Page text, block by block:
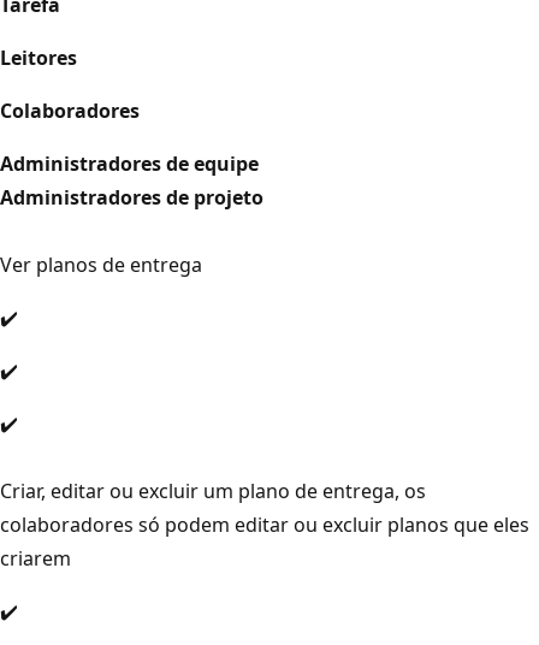
Leitores
Colaboradores
Administradores de equipe
Administradores de projeto
Ver planos de entrega
✔️
✔️
✔️
Criar, editar ou excluir um plano de entrega, os
colaboradores só podem editar ou excluir planos que eles
criarem
✔️